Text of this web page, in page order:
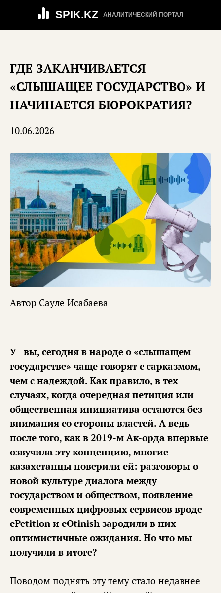
SPIK.KZ АНАЛИТИЧЕСКИЙ ПОРТАЛ
ГДЕ ЗАКАНЧИВАЕТСЯ
«СЛЫШАЩЕЕ ГОСУДАРСТВО» И
НАЧИНАЕТСЯ БЮРОКРАТИЯ?
10.06.2026
Автор Сауле Исабаева
Увы, сегодня в народе о «слышащем
государстве» чаще говорят с сарказмом,
чем с надеждой. Как правило, в тех
случаях, когда очередная петиция или
общественная инициатива остаются без
внимания со стороны властей. А ведь
после того, как в 2019-м Ак-орда впервые
озвучила эту концепцию, многие
казахстанцы поверили ей: разговоры о
новой культуре диалога между
государством и обществом, появление
современных цифровых сервисов вроде
ePetition и eOtinish зародили в них
оптимистичные ожидания. Но что мы
получили в итоге?
Поводом поднять эту тему стало недавнее